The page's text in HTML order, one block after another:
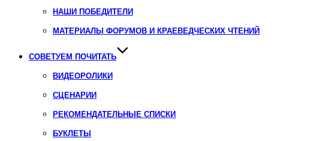
НАШИ ПОБЕДИТЕЛИ
МАТЕРИАЛЫ ФОРУМОВ И КРАЕВЕДЧЕСКИХ ЧТЕНИЙ
СОВЕТУЕМ ПОЧИТАТЬ
ВИДЕОРОЛИКИ
СЦЕНАРИИ
РЕКОМЕНДАТЕЛЬНЫЕ СПИСКИ
БУКЛЕТЫ